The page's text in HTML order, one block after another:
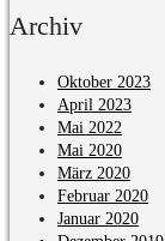
Archiv
Oktober 2023
April 2023
Mai 2022
Mai 2020
März 2020
Februar 2020
Januar 2020